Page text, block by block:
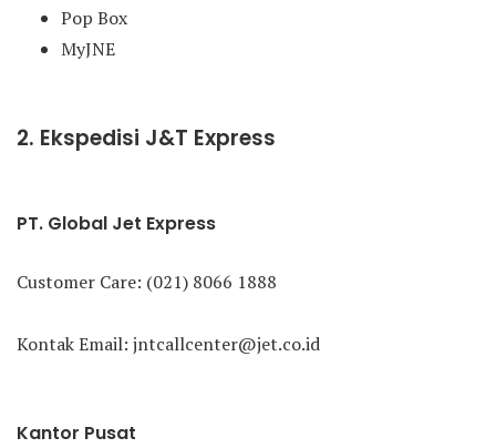
Pop Box
MyJNE
2. Ekspedisi J&T Express
PT. Global Jet Express
Customer Care: (021) 8066 1888
Kontak Email: jntcallcenter@jet.co.id
Kantor Pusat